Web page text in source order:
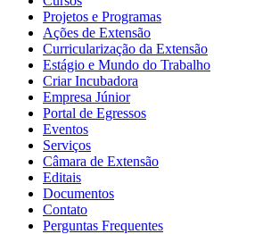
Projetos e Programas
Ações de Extensão
Curricularização da Extensão
Estágio e Mundo do Trabalho
Criar Incubadora
Empresa Júnior
Portal de Egressos
Eventos
Serviços
Câmara de Extensão
Editais
Documentos
Contato
Perguntas Frequentes